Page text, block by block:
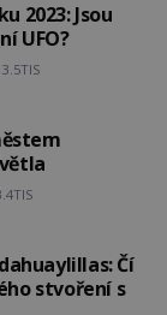
2023: Jsou
UFO?
3.5TIS
Čí
stvoření s